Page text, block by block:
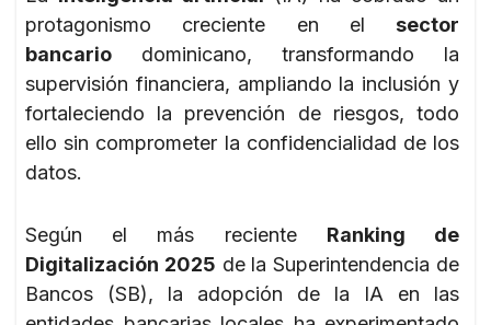
protagonismo creciente en el sector
bancario dominicano, transformando la
supervisión financiera, ampliando la inclusión y
fortaleciendo la prevención de riesgos, todo
ello sin comprometer la confidencialidad de los
datos.
Según el más reciente Ranking de
Digitalización 2025 de la Superintendencia de
Bancos (SB), la adopción de la IA en las